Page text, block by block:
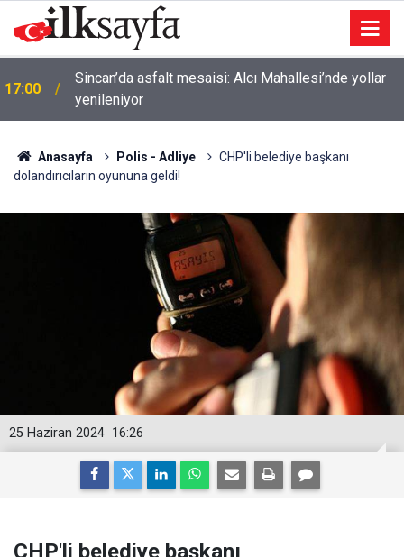
16:38
Cevdet Yılmaz: “Mekke Anlaşması bölgesel
güvenliğe katkı sunacak”
Anasayfa Polis - Adliye
CHP'li belediye başkanı
dolandırıcıların oyununa geldi!
16:26
25 Haziran 2024
CHP'li belediye başkanı